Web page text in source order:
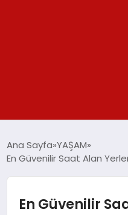
YAŞAM
Ana Sayfa YAŞAM
En Güvenilir Saat Alan
En Güvenilir